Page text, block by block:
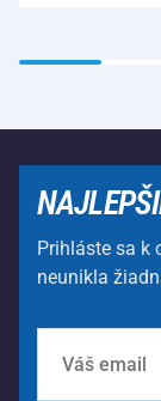
Prihláste sa k
neunikla